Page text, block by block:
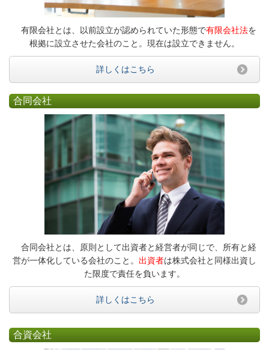
有限会社とは、以前設立が認められていた形態で有限会社法を
根拠に設立させた会社のこと。現在は設立できません。
詳しくはこちら
合同会社
合同会社とは、原則として出資者と経営者が同じで、所有と経
営が一体化している会社のこと。 出資者は株式会社と同様出資し
た限度で責任を負います。
詳しくはこちら
合資会社